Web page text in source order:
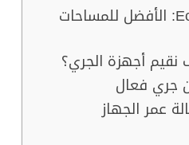
5. Echelon Stride-8s: الأفضل للمساحات
نقيم أجهزة الجري؟
جري فعال
عمر الجهاز